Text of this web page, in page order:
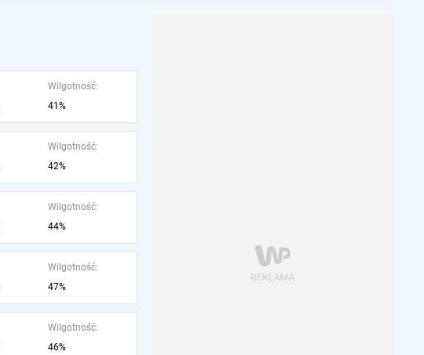
Wilgotność:
41%
Wilgotność:
42%
Wilgotność:
44%
Wilgotność:
47%
Wilgotność:
46%